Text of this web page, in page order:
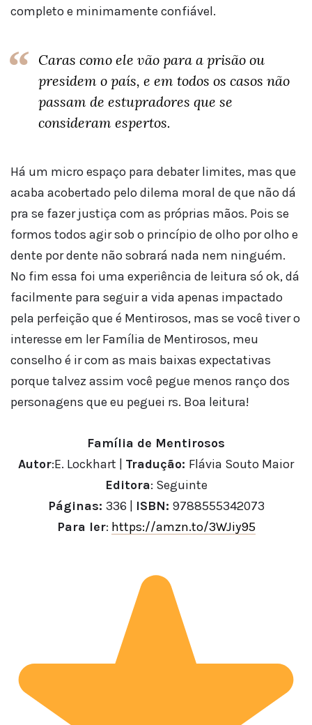
completo e minimamente confiável.
Caras como ele vão para a prisão ou
presidem o país, e em todos os casos não
passam de estupradores que se
consideram espertos.
Há um micro espaço para debater limites, mas que
acaba acobertado pelo dilema moral de que não dá
pra se fazer justiça com as próprias mãos. Pois se
formos todos agir sob o princípio de olho por olho e
dente por dente não sobrará nada nem ninguém.
No fim essa foi uma experiência de leitura só ok, dá
facilmente para seguir a vida apenas impactado
pela perfeição que é Mentirosos, mas se você tiver o
interesse em ler Família de Mentirosos, meu
conselho é ir com as mais baixas expectativas
porque talvez assim você pegue menos ranço dos
personagens que eu peguei rs. Boa leitura!
Família de Mentirosos
Autor:E. Lockhart | Tradução: Flávia Souto Maior
Editora: Seguinte
Páginas: 336 | ISBN: 9788555342073
Para ler: https://amzn.to/3WJiy95